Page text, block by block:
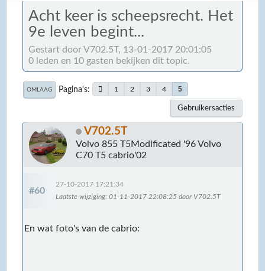
Acht keer is scheepsrecht. Het
9e leven begint...
Gestart door V702.5T, 13-01-2017 20:01:05
0 leden en 10 gasten bekijken dit topic.
OMLAAG Pagina's 1 2 3 4 5
Gebruikersacties
V702.5T
Volvo 855 T5Modificated '96 Volvo
C70 T5 cabrio'02
#60
27-10-2017 17:21:34
Laatste wijziging: 01-11-2017 22:08:25 door V702.5T
En wat foto's van de cabrio: